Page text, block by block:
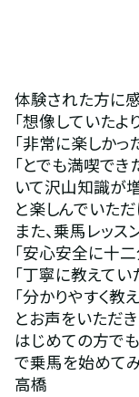
体験された方に感
「想像していたよ
「非常に楽しかっ
「とでも満喫で
いて沢山知識が増
と楽しんでいただ
また、乗馬レッス
「安心安全に十
「丁寧に教えてい
「分かりやすく教
とお声をいただき
はじめての方で
で乗馬を始めて
高橋